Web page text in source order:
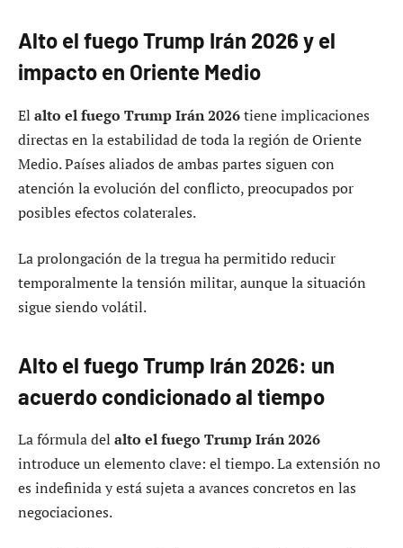
Alto el fuego Trump Irán 2026 y el
impacto en Oriente Medio
El alto el fuego Trump Irán 2026tiene implicaciones
directas en la estabilidad de toda la región de Oriente
Medio. Países aliados de ambas partes siguen con
atención la evolución del conflicto, preocupados por
posibles efectos colaterales.
La prolongación de la tregua ha permitido reducir
temporalmente la tensión militar, aunque la situación
sigue siendo volátil.
Alto el fuego Trump Irán 2026: un
acuerdo condicionado al tiempo
La fórmula del alto el fuego Trump Irán 2026
introduce un elemento clave: el tiempo. La extensión no
es indefinida y está sujeta a avances concretos en las
negociaciones.